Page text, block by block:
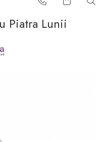
Piatra Lunii